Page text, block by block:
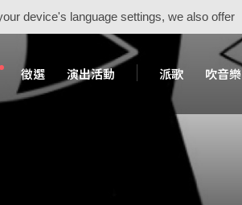
device's language settings, we also offer
徵選 演出活動 派歌 吹音樂